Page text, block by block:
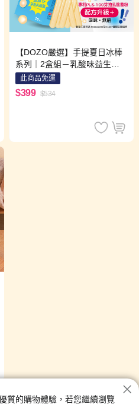
【DOZO嚴選】手提夏日冰棒
系列｜2盒組－乳酸味益生菌
冰棒×1盒＋百香果口味冰棒×1
盒（每盒16支）
此商品免運
$399 $534
質的購物體驗，若您繼續瀏覽